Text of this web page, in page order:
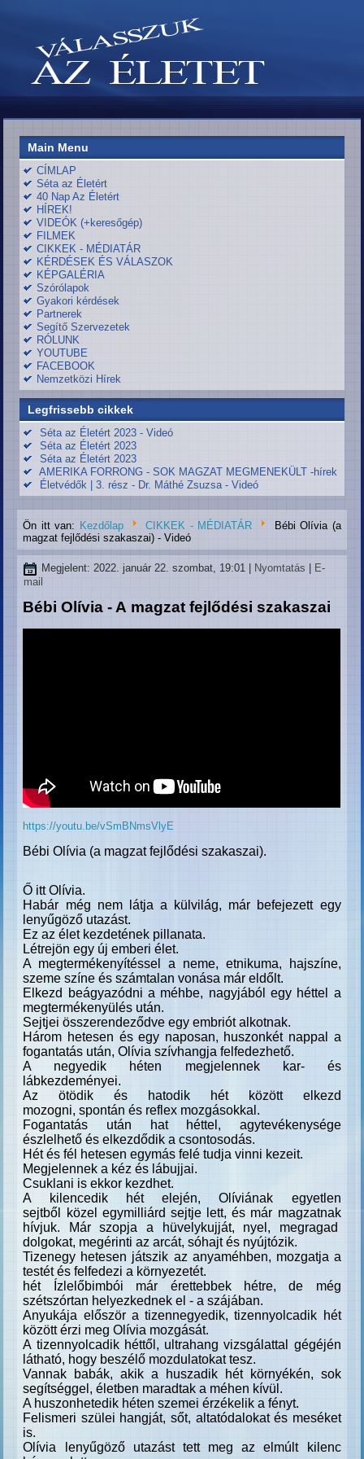
Main Menu
CÍMLAP
Séta az Életért
40 Nap Az Életért
HÍREK!
VIDEÓK (+keresőgép)
FILMEK
CIKKEK - MÉDIATÁR
KÉRDÉSEK ÉS VÁLASZOK
KÉPGALÉRIA
Szórólapok
Gyakori kérdések
Partnerek
Segítő Szervezetek
RÓLUNK
YOUTUBE
FACEBOOK
Nemzetközi Hírek
Legfrissebb cikkek
Séta az Életért 2023 - Videó
Séta az Életért 2023
Séta az Életért 2023
AMERIKA FORRONG - SOK MAGZAT MEGMENEKÜLT -hírek
Életvédők | 3. rész - Dr. Máthé Zsuzsa - Videó
Ön itt van: Kezdőlap CIKKEK - MÉDIATÁR
Bébi Olívia (a
magzat fejlődési szakaszai) - Videó
Megjelent: 2022. január 22. szombat, 19:01 Nyomtatás
E-
mail
Bébi Olívia - A magzat fejlődési szakaszai
https://youtu.be/vSmBNmsVlyE
Bébi Olívia (a magzat fejlődési szakaszai).
Ő itt Olívia.
Habár még nem látja a külvilág, már befejezett egy
lenyűgöző utazást.
Ez az élet kezdetének pillanata.
Létrejön egy új emberi élet.
A megtermékenyítéssel a neme, etnikuma,
hajszíne,
szeme színe és számtalanvonása már eldőlt.
Elkezd beágyazódni a méhbe, nagyjából egy héttel a
megtermékenyülés után.
Sejtjei összerendeződve egy embriót alkotnak.
Három hetesen és egy naposan, huszonkét nappal a
fogantatás után, Olívia szívhangja felfedezhető.
A negyedik héten megjelennek kar- és
lábkezdeményei.
Az ötödik és hatodik hét között elkezd
mozogni,spontán és reflex mozgásokkal.
Fogantatás után hat héttel, agytevékenysége
észlelhetőés elkezdődik a csontosodás.
Hét és fél hetesen egymás felé tudja vinni kezeit.
Megjelennek a kéz és lábujjai.
Csuklani is ekkor kezdhet.
A kilencedik hét elején, Olíviának egyetlen
sejtből
közel egymilliárd sejtje lett, és már magzatnak
hívjuk. Már szopja a
hüvelykujját, nyel, megragad
dolgokat, megérinti az arcát, sóhajt és nyújtózik.
Tizenegy hetesen játszik az anyaméhben, mozgatja a
testét és felfedezi a környezetét.
hét Ízlelőbimbói már érettebbek
hétre, de még
szétszórtan helyezkednek el- a szájában.
Anyukája először a tizennegyedik, tizennyolcadik hét
közöttérzi meg Olívia mozgását.
A tizennyolcadik héttől, ultrahangvizsgálattal gégéjén
látható, hogy beszélő mozdulatokat tesz.
Vannak babák, akik a huszadik hét környékén, sok
segítséggel, életben maradtak a méhen kívül.
A huszonhetedik héten szemei érzékelik a fényt.
Felismeri szülei hangját, sőt, altatódalokat és meséket
is.
Olívia lenyűgöző utazást tett megaz elmúlt kilenc